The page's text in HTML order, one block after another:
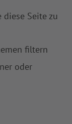
Seite zu
filtern
oder